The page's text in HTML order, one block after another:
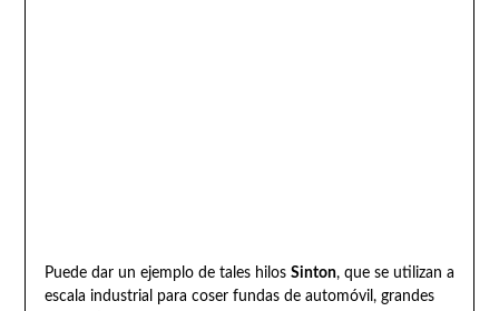
Puede dar un ejemplo de tales hilos Sinton, que se utilizan a
escala industrial para coser fundas de automóvil, grandes